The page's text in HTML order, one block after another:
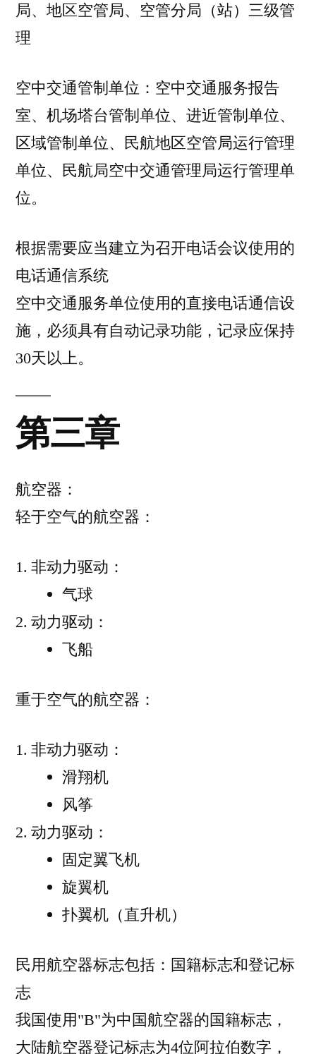
局、地区空管局、空管分局（站）三级管
理
空中交通管制单位：空中交通服务报告
室、机场塔台管制单位、进近管制单位、
区域管制单位、民航地区空管局运行管理
单位、民航局空中交通管理局运行管理单
位。
根据需要应当建立为召开电话会议使用的
电话通信系统
空中交通服务单位使用的直接电话通信设
施，必须具有自动记录功能，记录应保持
30天以上。
第三章
航空器：
轻于空气的航空器：
非动力驱动：
气球
动力驱动：
飞船
重于空气的航空器：
非动力驱动：
滑翔机
风筝
动力驱动：
固定翼飞机
旋翼机
扑翼机（直升机）
民用航空器标志包括：国籍标志和登记标
志
我国使用"B"为中国航空器的国籍标志，
大陆航空器登记标志为4位阿拉伯数字，